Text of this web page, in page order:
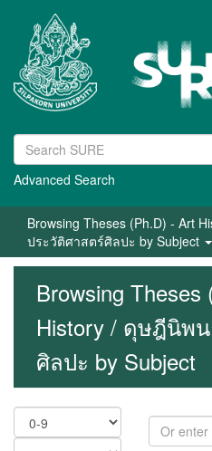
Advanced Search
Browsing Theses (Ph.D) - Art
ประวัติศาสตร์ศิลปะ by Subject
Browsing Theses
History / ดุษฎีนิพ
ศิลปะ by Subject